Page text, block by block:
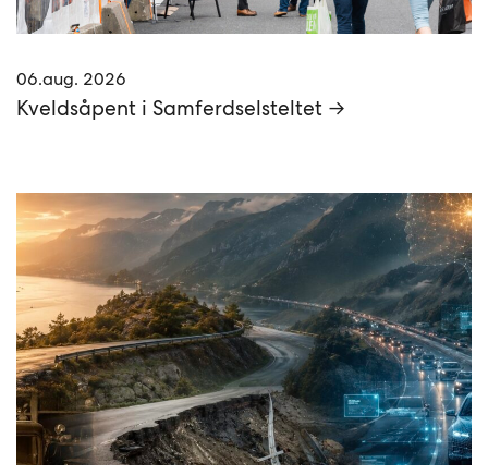
06.aug. 2026
Kveldsåpent i Samferdselsteltet →